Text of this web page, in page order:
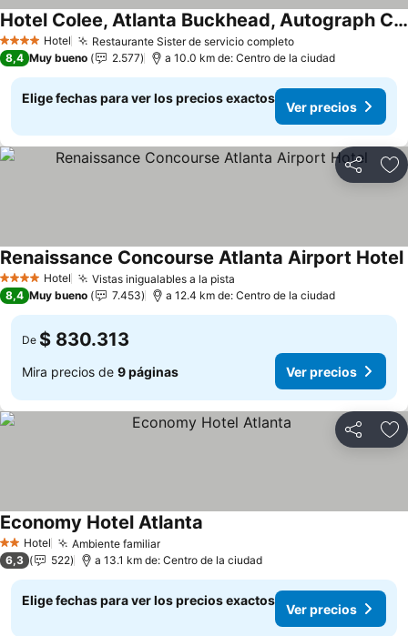
4 EstrellasHotel Restaurante Sister de servicio completo
Hotel Colee, Atlanta Buckhead, Autograph Collection
8,4 Muy bueno 2.577 a 10.0 km de: Centro de la ciudad
Elige fechas para ver los precios exactos
Ver precios
Compartir
4 EstrellasHotel Vistas inigualables a la pista
Renaissance Concourse Atlanta Airport Hotel
8,4 Muy bueno 7.453 a 12.4 km de: Centro de la ciudad
De $ 830.313
Mira precios de 9 páginas Ver precios
Compartir
2 Estrellas
Hotel Ambiente familiar
Economy Hotel Atlanta
6,3 522 a 13.1 km de: Centro de la ciudad
Elige fechas para ver los precios exactos
Ver precios